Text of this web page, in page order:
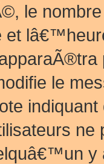
le
et
le
y